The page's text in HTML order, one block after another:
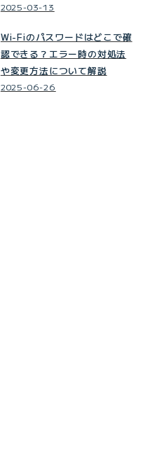
2025-03-13
Wi-Fiのパスワードはどこで確
認できる？エラー時の対処法
や変更方法について解説
2025-06-26